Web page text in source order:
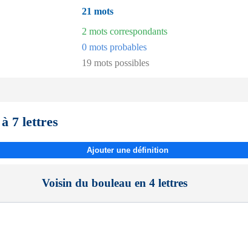
21 mots
2 mots correspondants
0 mots probables
19 mots possibles
7 lettres
Ajouter une définition
Voisin du bouleau en 4 lettres